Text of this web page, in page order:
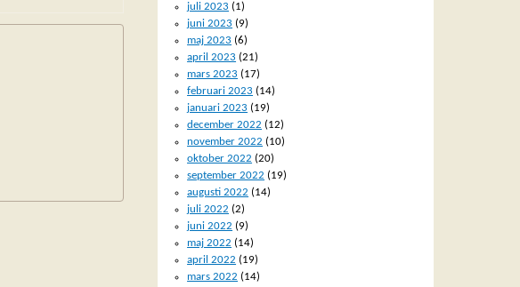
juli 2023 (1)
juni 2023 (9)
maj 2023 (6)
april 2023 (21)
mars 2023 (17)
februari 2023 (14)
januari 2023 (19)
december 2022 (12)
november 2022 (10)
oktober 2022 (20)
september 2022 (19)
augusti 2022 (14)
juli 2022 (2)
juni 2022 (9)
maj 2022 (14)
april 2022 (19)
mars 2022 (14)